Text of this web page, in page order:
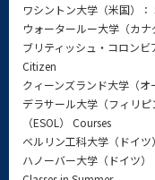
ワシントン大学（米国）
ウォータールー大学（カ
ブリティッシュ・コロン
Citizen
クィーンズランド大学（
デラサール大学（フィリ
（ESOL） Courses
ベルリン工科大学（ドイ
ハノーバー大学（ドイツ